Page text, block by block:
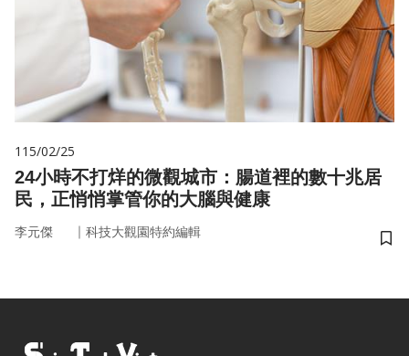
115/02/25
24小時不打烊的微觀城市：腸道裡的數十兆居
民，正悄悄掌管你的大腦與健康
李元傑 ｜ 科技大觀園特約編輯
儲